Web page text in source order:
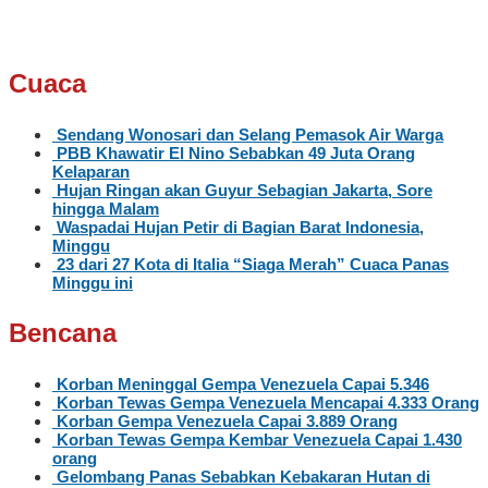
Cuaca
Sendang Wonosari dan Selang Pemasok Air Warga
PBB Khawatir El Nino Sebabkan 49 Juta Orang
Kelaparan
Hujan Ringan akan Guyur Sebagian Jakarta, Sore
hingga Malam
Waspadai Hujan Petir di Bagian Barat Indonesia,
Minggu
23 dari 27 Kota di Italia “Siaga Merah” Cuaca Panas
Minggu ini
Bencana
Korban Meninggal Gempa Venezuela Capai 5.346
Korban Tewas Gempa Venezuela Mencapai 4.333 Orang
Korban Gempa Venezuela Capai 3.889 Orang
Korban Tewas Gempa Kembar Venezuela Capai 1.430
orang
Gelombang Panas Sebabkan Kebakaran Hutan di